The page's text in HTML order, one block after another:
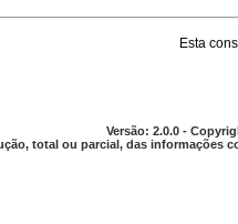
DIGESTIVO
Esta
Versão: 2.0.0 -
total ou parcial, das informações